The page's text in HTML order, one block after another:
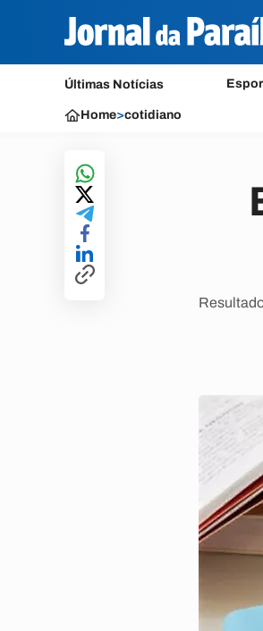
Últimas Notícias
Home>cotidiano